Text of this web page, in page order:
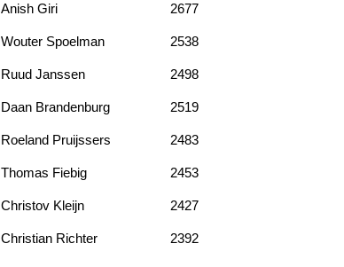
Anish Giri 2677
Wouter Spoelman 2538
Ruud Janssen 2498
Daan Brandenburg 2519
Roeland Pruijssers 2483
Thomas Fiebig 2453
Christov Kleijn 2427
Christian Richter 2392